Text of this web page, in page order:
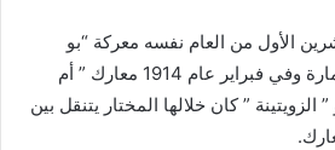
6 أكتوبر/تشرين الأول من العام نفسه معركة “بو
شمال” في منطقة عين مارة وفي فبراير عام 1914 معارك ” أم
” كان خلالها المختار يتنقل بين